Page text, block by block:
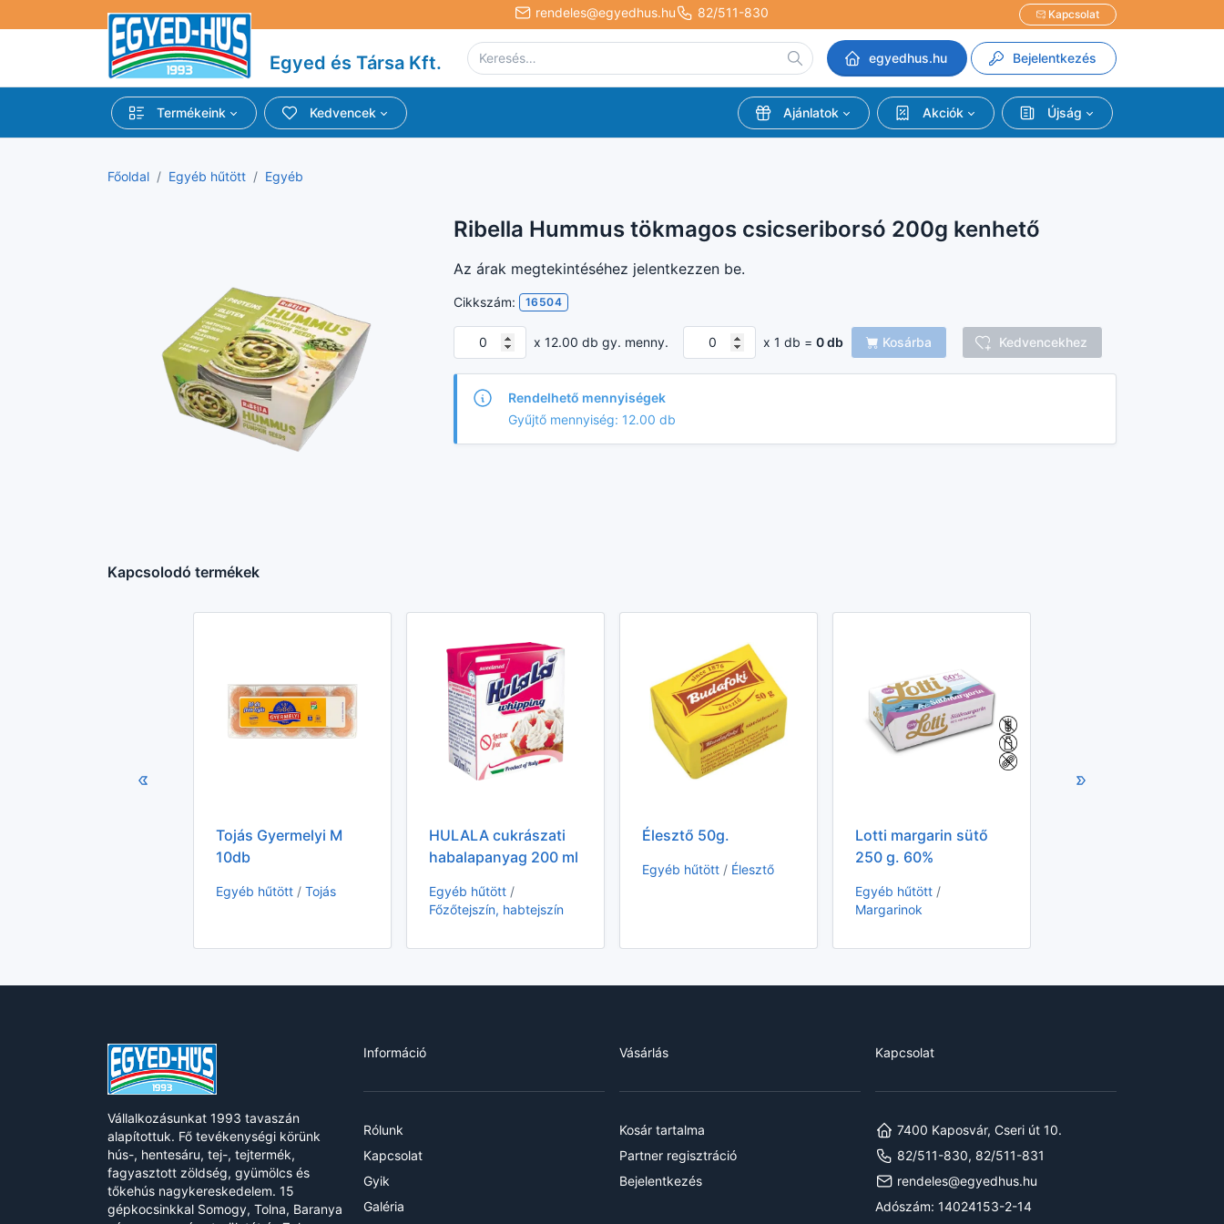
rendeles@egyedhus.hu 82/511-830 Kapcsolat
Egyed és Társa Kft. egyedhus.hu Bejelentkezés
Termékeink Kedvencek Ajánlatok Akciók Újság
Főoldal Egyéb hűtött Egyéb
Ribella Hummus tökmagos csicseriborsó 200g kenhető
Az árak megtekintéséhez jelentkezzen be.
Cikkszám: 16504
x 12.00 db gy. menny. x 1 db = 0db Kosárba Kedvencekhez
Rendelhető mennyiségek
Gyűjtő mennyiség: 12.00 db
Kapcsolodó termékek
Tojás Gyermelyi M
10db
Egyéb hűtött / Tojás
HULALA cukrászati
habalapanyag 200 ml
Egyéb hűtött /
Főzőtejszín, habtejszín
Élesztő 50g.
Egyéb hűtött / Élesztő
Lotti margarin sütő
250 g. 60%
Egyéb hűtött /
Margarinok
Vállalkozásunkat 1993 tavaszán
alapítottuk. Fő tevékenységi körünk
hús-, hentesáru, tej-, tejtermék,
fagyasztott zöldség, gyümölcs és
tőkehús nagykereskedelem. 15
gépkocsinkkal Somogy, Tolna, Baranya
Információ
Rólunk
Kapcsolat
Gyik
Galéria
Vásárlás
Kosár tartalma
Partner regisztráció
Bejelentkezés
Kapcsolat
7400 Kaposvár, Cseri út 10.
82/511-830, 82/511-831
rendeles@egyedhus.hu
Adószám: 14024153-2-14